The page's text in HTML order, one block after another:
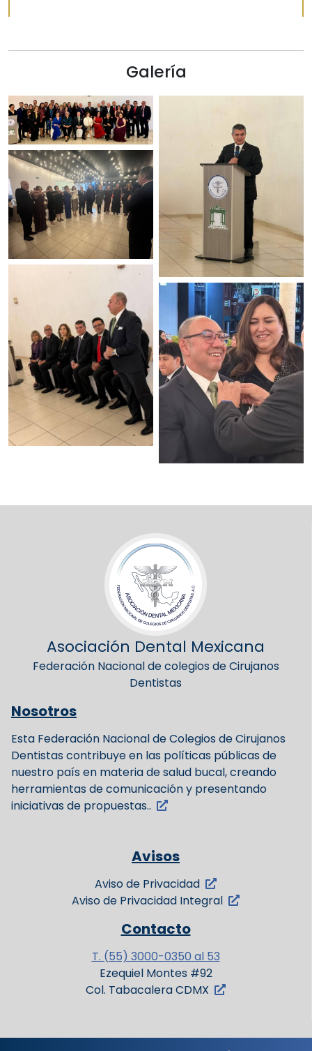
Galería
Asociación Dental Mexicana
Federación Nacional de colegios de Cirujanos
Dentistas
Nosotros
Esta Federación Nacional de Colegios de Cirujanos
Dentistas contribuye en las políticas públicas de
nuestro país en materia de salud bucal, creando
herramientas de comunicación y presentando
iniciativas de propuestas..
Avisos
Aviso de Privacidad
Aviso de Privacidad Integral
Contacto
T. (55) 3000-0350 al 53
Ezequiel Montes #92
Col. Tabacalera CDMX